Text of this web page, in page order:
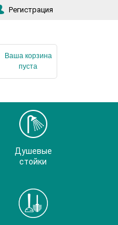
Регистрация
Ваша корзина
пуста
Душевые
стойки